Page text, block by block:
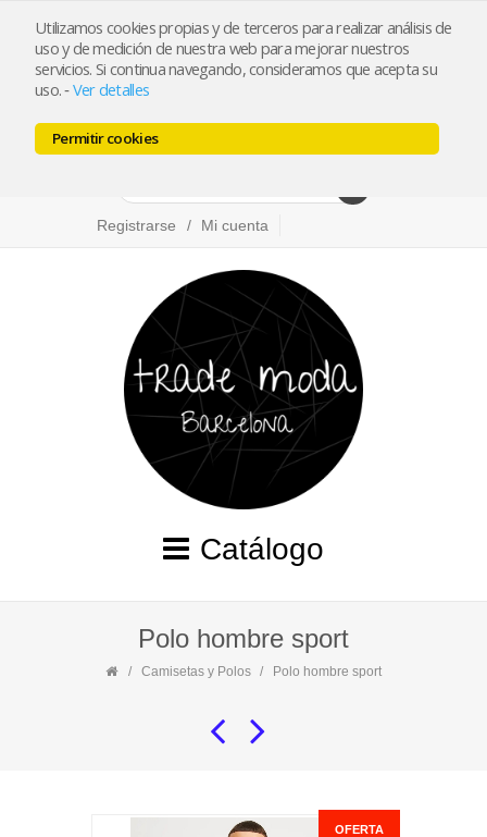
Utilizamos cookies propias y de terceros para realizar análisis de
uso y de medición de nuestra web para mejorar nuestros
servicios. Si continua navegando, consideramos que acepta su
uso.-Ver detalles
Permitir cookies
info@trademoda.com 93.439.26.92
Pulse para llamar
Registrarse Mi cuenta
Catálogo
Polo hombre sport
Camisetas y Polos Polo hombre sport
OFERTA